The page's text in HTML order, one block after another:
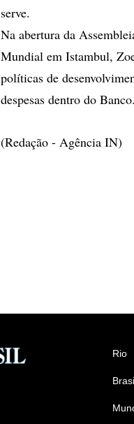
serve.
Na abertura da
Mundial em Istambul,
políticas de
despesas dentro do Banco.
(Redação - Agência IN)
Rio